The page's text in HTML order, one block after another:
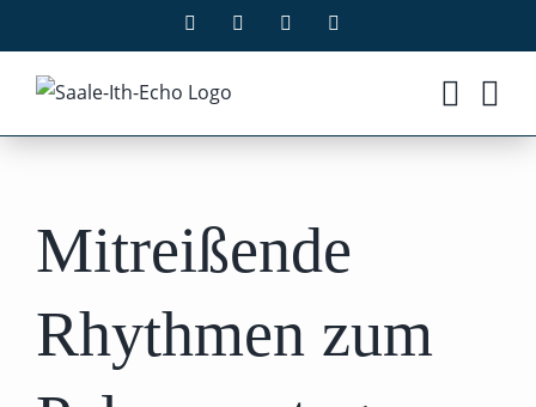
Inhalt
springen
Facebook Instagram
Mitreißende
Rhythmen zum